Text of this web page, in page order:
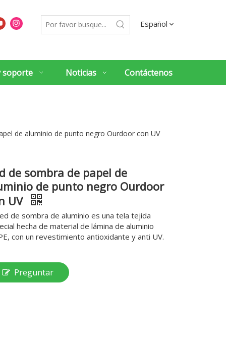
Español
soporte Noticias Contáctenos
de aluminio de punto negro Ourdoor con UV
de sombra de papel de
de punto negro Ourdoor
UV
de sombra de aluminio es una tela tejida
hecha de material de lámina de aluminio
con un revestimiento antioxidante y anti UV.
Preguntar